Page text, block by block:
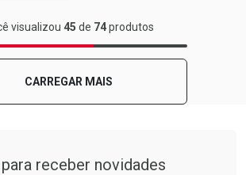
FECHAR
FECHAR
visualizou 45 de 74produtos
CARREGAR MAIS
receber novidades